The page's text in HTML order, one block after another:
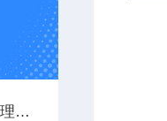
VOC在线监测系统的工作原理及应用领域解析